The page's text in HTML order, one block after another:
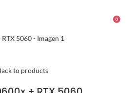
0
to products